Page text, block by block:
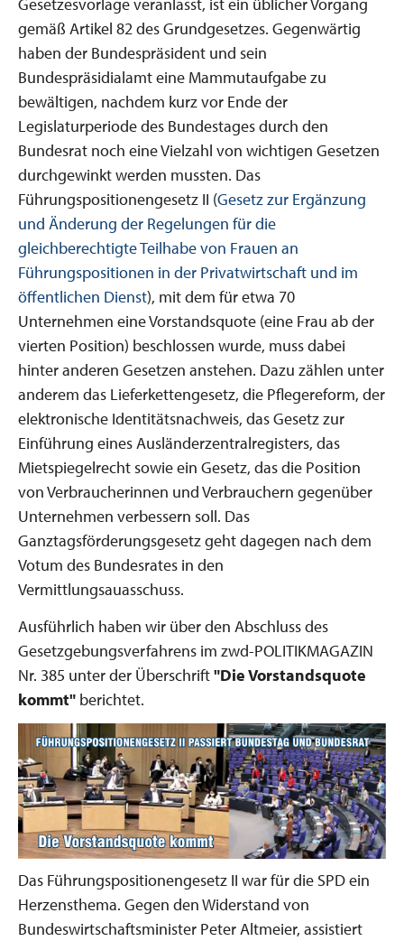
gemäß Artikel 82 des Grundgesetzes. Gegenwärtig
haben der Bundespräsident und sein
Bundespräsidialamt eine Mammutaufgabe zu
bewältigen, nachdem kurz vor Ende der
Legislaturperiode des Bundestages durch den
Bundesrat noch eine Vielzahl von wichtigen Gesetzen
durchgewinkt werden mussten. Das
Führungspositionengesetz II (Gesetz zur Ergänzung
und Änderung der Regelungen für die
gleichberechtigte Teilhabe von Frauen an
Führungspositionen in der Privatwirtschaft und im
öffentlichen Dienst), mit dem für etwa 70
Unternehmen eine Vorstandsquote (eine Frau ab der
vierten Position) beschlossen wurde, muss dabei
hinter anderen Gesetzen anstehen. Dazu zählen unter
anderem das Lieferkettengesetz, die Pflegereform, der
elektronische Identitätsnachweis, das Gesetz zur
Einführung eines Ausländerzentralregisters, das
Mietspiegelrecht sowie ein Gesetz, das die Position
von Verbraucherinnen und Verbrauchern gegenüber
Unternehmen verbessern soll. Das
Ganztagsförderungsgesetz geht dagegen nach dem
Votum des Bundesrates in den
Vermittlungsauasschuss.
Ausführlich haben wir über den Abschluss des
Gesetzgebungsverfahrens im zwd-POLITIKMAGAZIN
Nr. 385 unter der Überschrift"Die Vorstandsquote
kommt" berichtet.
Das Führungspositionengesetz II war für die SPD ein
Herzensthema. Gegen den Widerstand von
Bundeswirtschaftsminister Peter Altmeier, assistiert